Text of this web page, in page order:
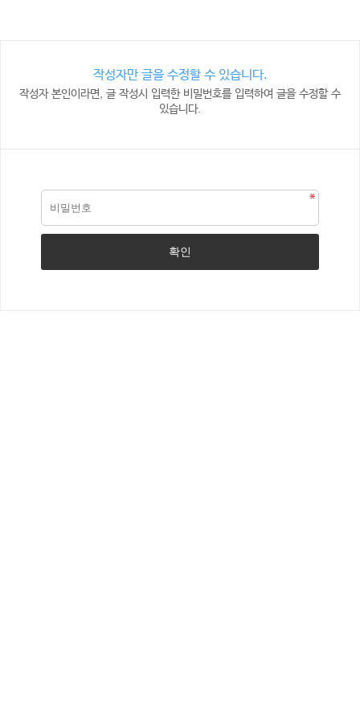
작성자만 글을 수정할 수 있습니다.
작성자 본인이라면, 글 작성시 입력한 비밀번호를 입력하여 글을 수정할 수
있습니다.